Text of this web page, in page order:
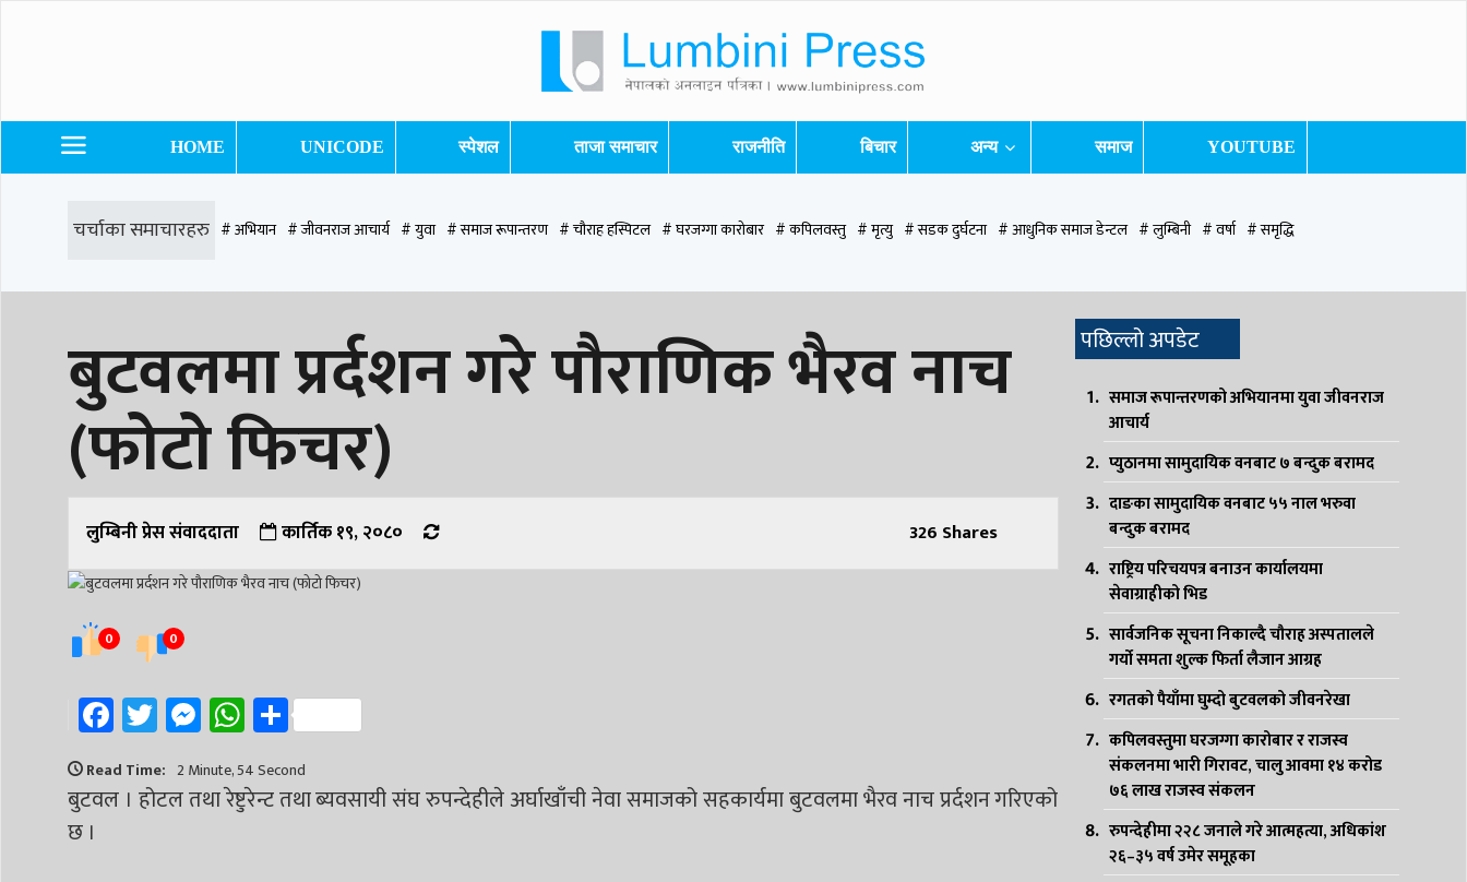
HOME UNICODE स्पेशल ताजा समाचार राजनीति बिचार अन्य समाज YOUTUBE
चर्चाका समाचारहरु # अभियान # जीवनराज आचार्य # युवा # समाज रूपान्तरण # चौराह हस्पिटल # घरजग्गा कारोबार # कपिलवस्तु # मृत्यु # सडक दुर्घटना # आधुनिक समाज डेन्टल # लुम्बिनी # वर्षा # समृद्धि
# समृद्धि एकेडेमी # काङ्ग्रेस # नेपाली कांग्रेस # बुटवल # राजधानी # रुपन्देही # रुपन्देही २ # नेकपा # रुपन्देही १ # चुन्न पौडेल # मन्दिर # सिद्धबाबा # बुटवल उपमहानगरपालिका # बुटवल उपमहान # स्वास्थ्य # निर्वाचन # पाल्पा
# प्रतिनिधि सभा
बुटवलमा प्रर्दशन गरे पौराणिक भैरव नाच
(फोटो फिचर)
लुम्बिनी प्रेस संवाददाता कार्तिक १९, २०८० 326 Shares
0 0
Facebook
Twitter
Messenger
WhatsApp
Share
Read Time: 2 Minute, 54 Second
बुटवल । होटल तथा रेष्टुरेन्ट तथा ब्यवसायी संघ रुपन्देहीले अर्घाखाँची नेवा समाजको सहकार्यमा बुटवलमा भैरव नाच प्रर्दशन गरिएको
छ ।
पछिल्लो अपडेट
समाज रूपान्तरणको अभियानमा युवा जीवनराज
आचार्य
प्युठानमा सामुदायिक वनबाट ७ बन्दुक बरामद
दाङका सामुदायिक वनबाट ५५ नाल भरुवा
बन्दुक बरामद
राष्ट्रिय परिचयपत्र बनाउन कार्यालयमा
सेवाग्राहीको भिड
सार्वजनिक सूचना निकाल्दै चौराह अस्पतालले
गर्यो समता शुल्क फिर्ता लैजान आग्रह
रगतको पैयाँमा घुम्दो बुटवलको जीवनरेखा
कपिलवस्तुमा घरजग्गा कारोबार र राजस्व
संकलनमा भारी गिरावट, चालु आवमा १४ करोड
७६ लाख राजस्व संकलन
रुपन्देहीमा २२८ जनाले गरे आत्महत्या, अधिकांश
२६–३५ वर्ष उमेर समूहका